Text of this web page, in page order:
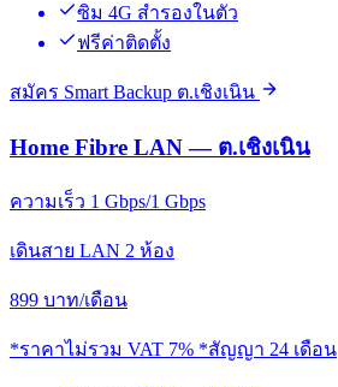
ซิม 4G สำรองในตัว
ฟรีค่าติดตั้ง
สมัคร Smart Backup ต.เชิงเนิน
Home Fibre LAN — ต.เชิงเนิน
ความเร็ว 1 Gbps/1 Gbps
เดินสาย LAN 2 ห้อง
899 บาท/เดือน
*ราคาไม่รวม VAT 7% *สัญญา 24 เดือน